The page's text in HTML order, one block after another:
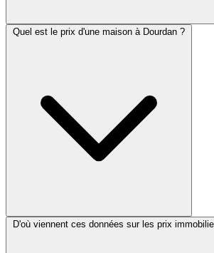
Quel est le prix d'une maison à Dourdan ?
D'où viennent ces données sur les prix